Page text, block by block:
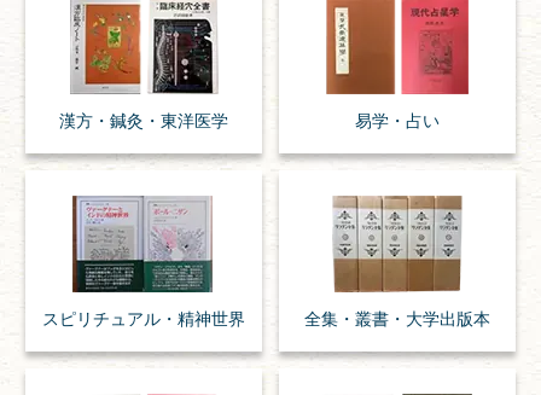
漢方・ 鍼灸・ 東洋医学 易学・ 占い
スピリチュアル・ 精神世界 全集・ 叢書・ 大学出版本